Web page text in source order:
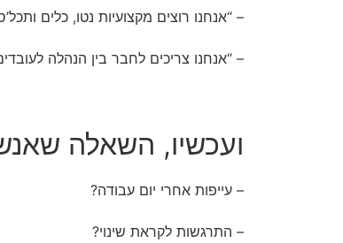
– “אנחנו רוצים מקצועיות נטו, כלים
– “אנחנו צריכים לחבר בין הנהלה
ועכשיו, השאלה
– עייפות אחרי יום עבודה?
– התרגשות לקראת שינוי?